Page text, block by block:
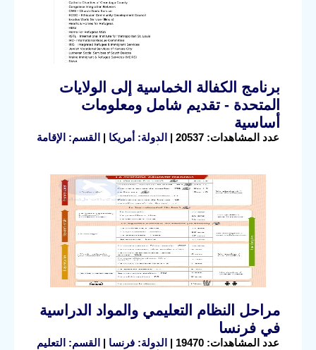
برنامج الكفالة الخماسية إلى الولايات
المتحدة - تقديم شامل ومعلومات
أساسية
عدد المشاهدات: 20537 | الدولة: أمريكا | القسم: الإقامة
مراحل النظام التعليمي والمواد الدراسية
في فرنسا
عدد المشاهدات: 19470 | الدولة: فرنسا | القسم: التعليم